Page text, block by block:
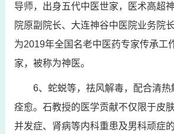
导师，出身五代中医世家，医术高超
院原副院长、大连神谷中医院业务院
为2019年全国名老中医药专家传承工
家，被称为神医。
6、蛇蜕等，祛风解毒，配合清
痊愈。石教授的医学贡献不仅限于皮
并发症、肾病等内科重患及男科顽症